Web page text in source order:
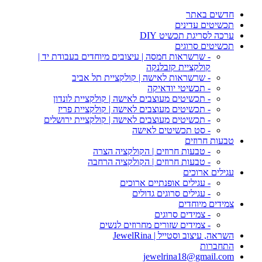
חדשים באתר
תכשיטים עדינים
ערכה לסריגת תכשיט DIY
תכשיטים סרוגים
- שרשראות חמסה | עיצובים מיוחדים בעבודת יד |
קולקציית קזבלנקה
- שרשראות לאישה | קולקציית תל אביב
- תכשיטי יודאיקה
- תכשיטים מעוצבים לאישה | קולקציית לונדון
- תכשיטים מעוצבים לאישה | קולקציית פריז
- תכשיטים מעוצבים לאישה | קולקציית ירושלים
- סט תכשיטים לאישה
טבעות חרוזים
- טבעות חרוזים | הקולקציה הצרה
- טבעות חרוזים | הקולקציה הרחבה
עגילים ארוכים
- עגילים אופנתיים ארוכים
- עגילים סרוגים גדולים
צמידים מיוחדים
- צמידים סרוגים
- צמידים שזורים מחרוזים לנשים
השראה, עיצוב וסטייל | JewelRina
התחברות
jewelrina18@gmail.com